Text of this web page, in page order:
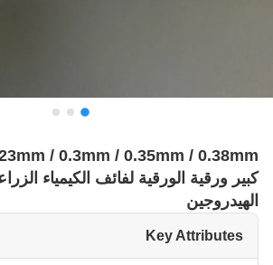
كبير ورقية الورقية لفائف الكيمياء
الهيدروجين
Key Attributes